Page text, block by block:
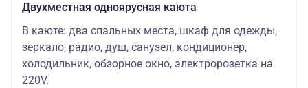
Двухместная одноярусная каюта
В каюте: два спальных места, шкаф для одежды,
зеркало, радио, душ, санузел, кондиционер,
холодильник, обзорное окно, электророзетка на
220V.